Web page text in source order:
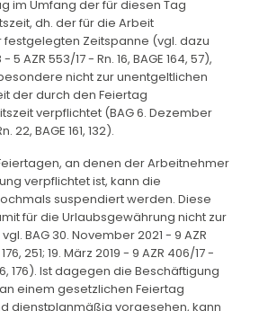
im Umfang der für diesen Tag
dh. der für die Arbeit
Zeitspanne (vgl. dazu
5 AZR 553/17 - Rn. 16, BAGE 164, 57),
nicht zur unentgeltlichen
der durch den Feiertag
verpflichtet (BAG 6. Dezember
22, BAGE 161, 132).
an denen der Arbeitnehmer
verpflichtet ist, kann die
suspendiert werden. Diese
für die Urlaubsgewährung nicht zur
BAG 30. November 2021 - 9 AZR
251; 19. März 2019 - 9 AZR 406/17 -
176). Ist dagegen die Beschäftigung
einem gesetzlichen Feiertag
dienstplanmäßig vorgesehen, kann